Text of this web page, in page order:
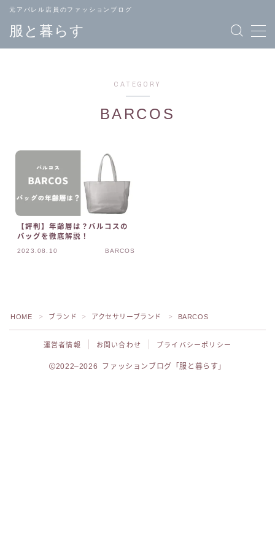
服と暮らす
元アパレル店員のファッションブログ
メンズ
ファッション
CATEGORY
BARCOS
【評判】年齢層は？バルコスの
バッグを徹底解説！
2023.08.10 BARCOS
HOME ＞ ブランド ＞ アクセサリーブランド ＞ BARCOS
運営者情報 お問い合わせ プライバシーポリシー
2022–2026 ファッションブログ「服と暮らす」